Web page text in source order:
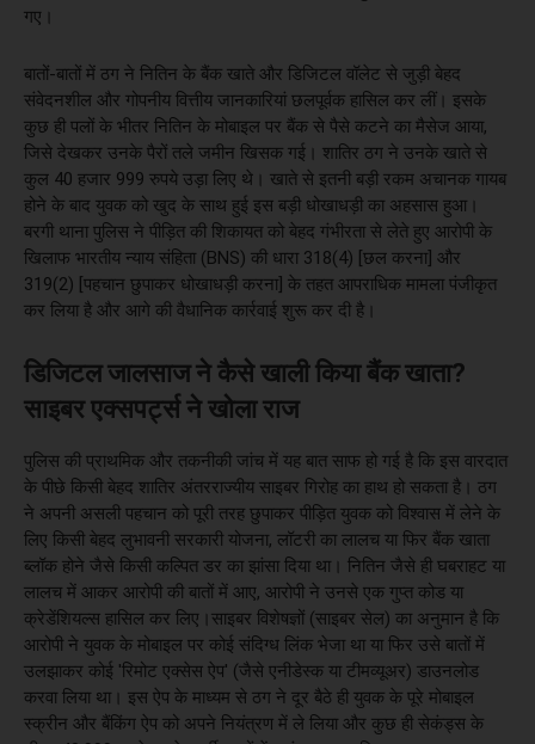
गए।
बातों-बातों में ठग ने नितिन के बैंक खाते और डिजिटल वॉलेट से जुड़ी बेहद
संवेदनशील और गोपनीय वित्तीय जानकारियां छलपूर्वक हासिल कर लीं। इसके
कुछ ही पलों के भीतर नितिन के मोबाइल पर बैंक से पैसे कटने का मैसेज आया,
जिसे देखकर उनके पैरों तले जमीन खिसक गई। शातिर ठग ने उनके खाते से
कुल 40 हजार 999 रुपये उड़ा लिए थे। खाते से इतनी बड़ी रकम अचानक गायब
होने के बाद युवक को खुद के साथ हुई इस बड़ी धोखाधड़ी का अहसास हुआ।
बरगी थाना पुलिस ने पीड़ित की शिकायत को बेहद गंभीरता से लेते हुए आरोपी के
खिलाफ भारतीय न्याय संहिता (BNS) की धारा 318(4) [छल करना] और
319(2) [पहचान छुपाकर धोखाधड़ी करना] के तहत आपराधिक मामला पंजीकृत
कर लिया है और आगे की वैधानिक कार्रवाई शुरू कर दी है।
डिजिटल जालसाज ने कैसे खाली किया बैंक खाता?
साइबर एक्सपर्ट्स ने खोला राज
पुलिस की प्राथमिक और तकनीकी जांच में यह बात साफ हो गई है कि इस वारदात
के पीछे किसी बेहद शातिर अंतरराज्यीय साइबर गिरोह का हाथ हो सकता है। ठग
ने अपनी असली पहचान को पूरी तरह छुपाकर पीड़ित युवक को विश्वास में लेने के
लिए किसी बेहद लुभावनी सरकारी योजना, लॉटरी का लालच या फिर बैंक खाता
ब्लॉक होने जैसे किसी कल्पित डर का झांसा दिया था। नितिन जैसे ही घबराहट या
लालच में आकर आरोपी की बातों में आए, आरोपी ने उनसे एक गुप्त कोड या
क्रेडेंशियल्स हासिल कर लिए।साइबर विशेषज्ञों (साइबर सेल) का अनुमान है कि
आरोपी ने युवक के मोबाइल पर कोई संदिग्ध लिंक भेजा था या फिर उसे बातों में
उलझाकर कोई 'रिमोट एक्सेस ऐप' (जैसे एनीडेस्क या टीमव्यूअर) डाउनलोड
करवा लिया था। इस ऐप के माध्यम से ठग ने दूर बैठे ही युवक के पूरे मोबाइल
स्क्रीन और बैंकिंग ऐप को अपने नियंत्रण में ले लिया और कुछ ही सेकंड्स के